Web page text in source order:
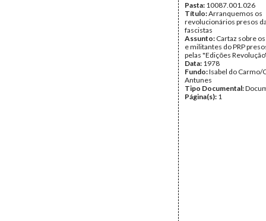
Pasta: 10087.001.026
Título:Arranquemos os
revolucionários presos
fascistas
Assunto: Cartaz sobre
e militantes do PRP
pelas "Edições
Data: 1978
Fundo:Isabel do Carmo/
Antunes
Tipo Documental:
Página(s): 1